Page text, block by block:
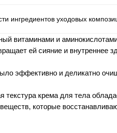
ингредиентов уходовых
витаминами и
ей сияние и внутреннее
эффективно и деликатно
текстура крема для тела
которые